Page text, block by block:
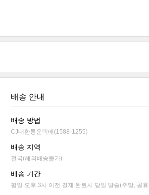
배송 안내
배송 방법
CJ대한통운택배(1588-1255)
배송 지역
전국(해외배송불가)
배송 기간
평일 오후 3시 이전 결제 완료시 당일 발송(주말, 공